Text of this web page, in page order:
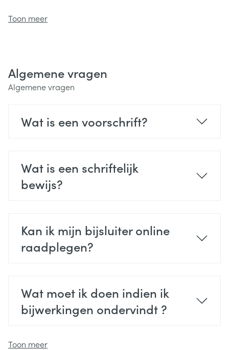
Toon meer
Algemene vragen
Algemene vragen
Wat is een voorschrift?
Wat is een schriftelijk
bewijs?
Kan ik mijn bijsluiter online
raadplegen?
Wat moet ik doen indien ik
bijwerkingen ondervindt ?
Toon meer